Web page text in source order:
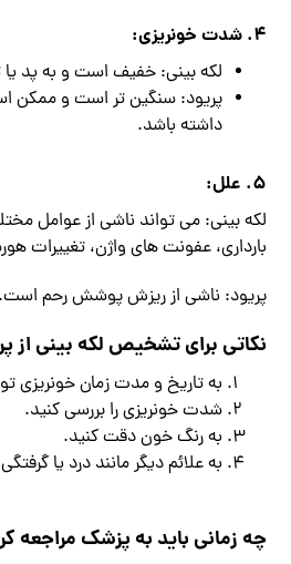
۴. شدت خونریزی:
لکه بینی: خفیف است و به پد یا
پریود: سنگین تر است و ممکن
داشته باشد.
۵. علل:
لکه بینی: می تواند ناشی از عوامل
بارداری، عفونت های واژن، تغییرات
پریود: ناشی از ریزش پوشش رحم است.
نکاتی برای تشخیص لکه بینی از
به تاریخ و مدت زمان خونریزی
شدت خونریزی را بررسی کنید.
به رنگ خون دقت کنید.
به علائم دیگر مانند درد یا
چه زمانی باید به پزشک مراجعه